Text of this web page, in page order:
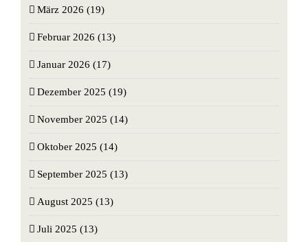
März 2026 (19)
Februar 2026 (13)
Januar 2026 (17)
Dezember 2025 (19)
November 2025 (14)
Oktober 2025 (14)
September 2025 (13)
August 2025 (13)
Juli 2025 (13)